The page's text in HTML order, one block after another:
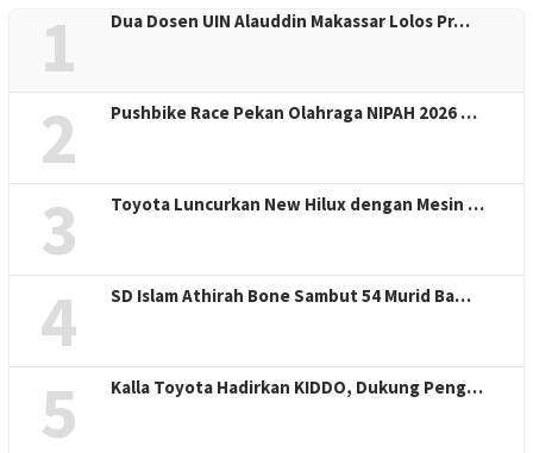
1 Dua Dosen UIN Alauddin Makassar Lolos Pr…
2 Pushbike Race Pekan Olahraga NIPAH 2026 …
3 Toyota Luncurkan New Hilux dengan Mesin …
4 SD Islam Athirah Bone Sambut 54 Murid Ba…
5 Kalla Toyota Hadirkan KIDDO, Dukung Peng…